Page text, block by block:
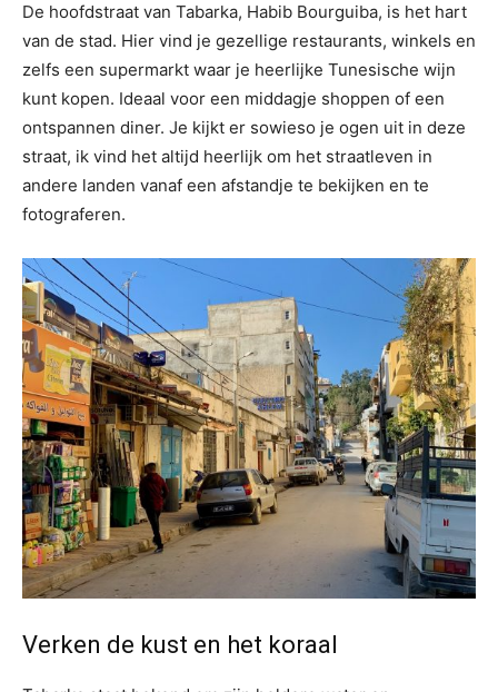
De hoofdstraat van Tabarka, Habib Bourguiba, is het hart
van de stad. Hier vind je gezellige restaurants, winkels en
zelfs een supermarkt waar je heerlijke Tunesische wijn
kunt kopen. Ideaal voor een middagje shoppen of een
ontspannen diner. Je kijkt er sowieso je ogen uit in deze
straat, ik vind het altijd heerlijk om het straatleven in
andere landen vanaf een afstandje te bekijken en te
fotograferen.
Verken de kust en het koraal